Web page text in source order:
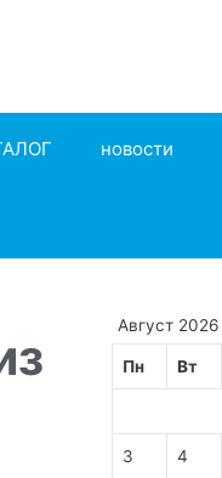
новости
Август 2026
Пн Вт
3 4